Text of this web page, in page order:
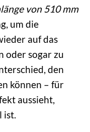
von 510 mm
um die
auf das
oder sogar zu
den
können – für
aussieht,
ist.